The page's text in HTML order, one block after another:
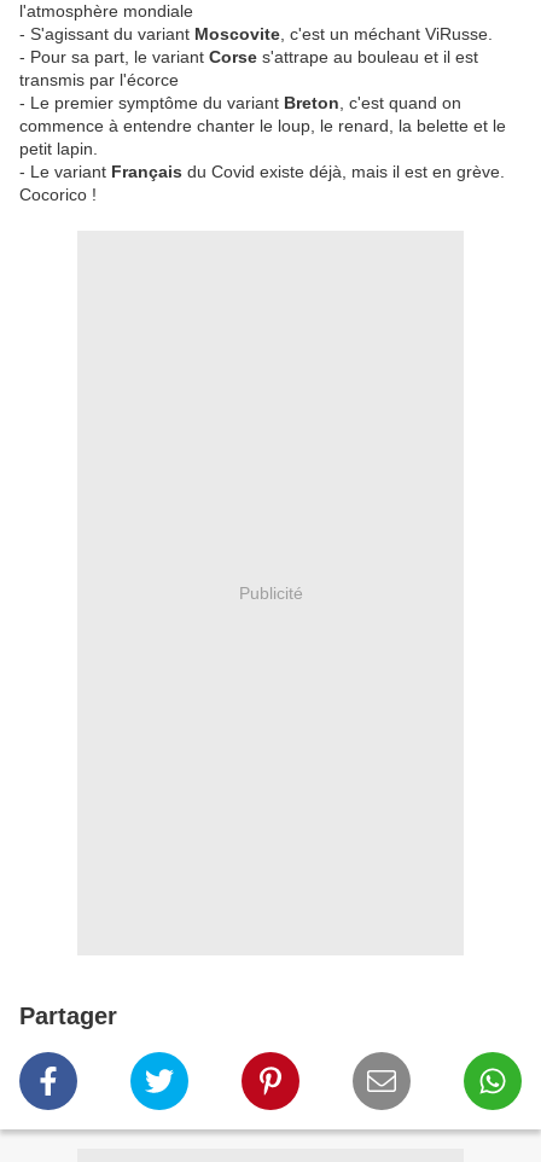
l'atmosphère mondiale
- S'agissant du variant Moscovite , c'est un méchant ViRusse.
- Pour sa part, le variant Corse s'attrape au bouleau et il est
transmis par l'écorce
- Le premier symptôme du variant Breton , c'est quand on
commence à entendre chanter le loup, le renard, la belette et le
petit lapin.
- Le variant Français du Covid existe déjà, mais il est en grève.
Cocorico !
Publicité
Partager